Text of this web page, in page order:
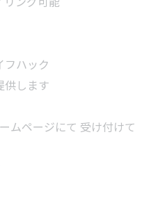
フハック
供します
ムページにて 受け付けて